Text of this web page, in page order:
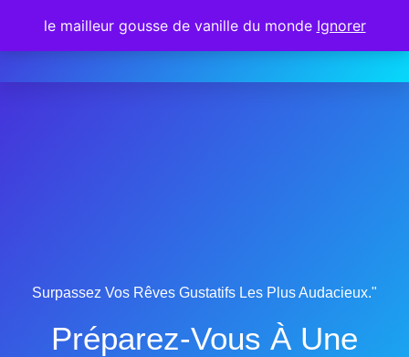
le mailleur gousse de vanille du monde Ignorer
Surpassez Vos Rêves Gustatifs Les Plus Audacieux."
Préparez-Vous À Une